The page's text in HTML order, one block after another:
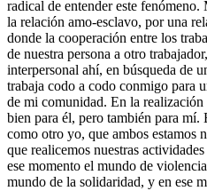
radical de entender este
la relación amo-esclavo, por una
donde la cooperación entre los
de nuestra persona a otro
interpersonal ahí, en búsqueda de
trabaja codo a codo conmigo para
de mi comunidad. En la realización
bien para él, pero también para mí.
como otro yo, que ambos estamos
que realicemos nuestras
ese momento el mundo de
mundo de la solidaridad, y en ese